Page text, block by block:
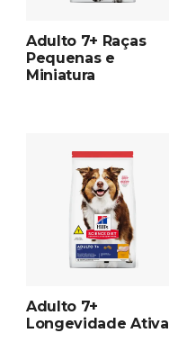
Adulto 7+ Raças
Pequenas e
Miniatura
Adulto 7+
Longevidade Ativa